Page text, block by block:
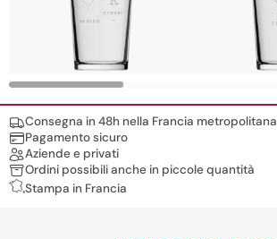
Nos engagements
Consegna in 48h nella Francia metropolitana
Pagamento sicuro
Aziende e privati
Ordini possibili anche in piccole quantità
Stampa in Francia